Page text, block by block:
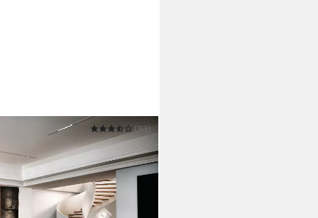
L-Form, Sofa mit
(93)